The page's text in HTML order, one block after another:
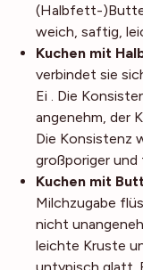
(Halbfett-
weich, saftig,
Kuchen mit
verbindet sie
Ei . Die
angenehm, der
Die Konsistenz
großporiger und
Kuchen mit
Milchzugabe
nicht
leichte Kruste